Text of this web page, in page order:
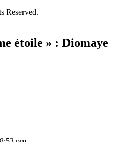
Reserved.
étoile » : Diomaye